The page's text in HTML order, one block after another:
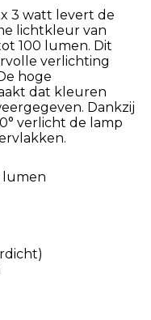
3 watt levert de
lichtkleur van
100 lumen. Dit
verlichting
hoge
dat kleuren
Dankzij
verlicht de lamp
lumen